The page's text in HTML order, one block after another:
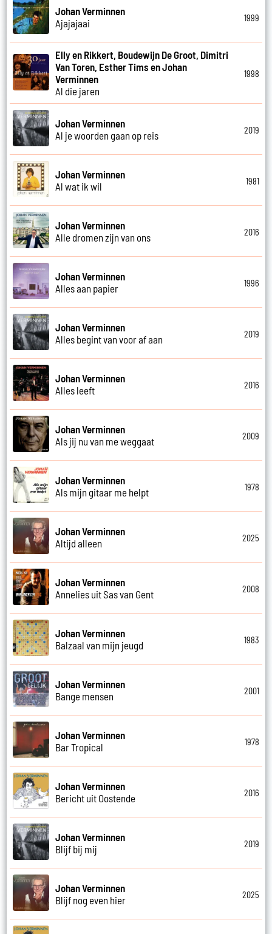
Johan Verminnen
Ajajajaai
1999
Elly en Rikkert, Boudewijn De Groot, Dimitri
Van Toren, Esther Tims en Johan
Verminnen
Al die jaren
1998
Johan Verminnen
Al je woorden gaan op reis
2019
Johan Verminnen
Al wat ik wil
1981
Johan Verminnen
Alle dromen zijn van ons
2016
Johan Verminnen
Alles aan papier
1996
Johan Verminnen
Alles begint van voor af aan
2019
Johan Verminnen
Alles leeft
2016
Johan Verminnen
Als jij nu van me weggaat
2009
Johan Verminnen
Als mijn gitaar me helpt
1978
Johan Verminnen
Altijd alleen
2025
Johan Verminnen
Annelies uit Sas van Gent
2008
Johan Verminnen
Balzaal van mijn jeugd
1983
Johan Verminnen
Bange mensen
2001
Johan Verminnen
Bar Tropical
1978
Johan Verminnen
Bericht uit Oostende
2016
Johan Verminnen
Blijf bij mij
2019
Johan Verminnen
Blijf nog even hier
2025